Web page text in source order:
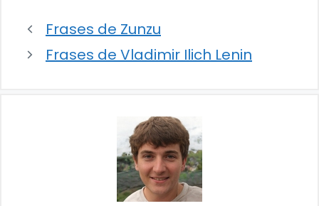
Frases de Zunzu
Frases de Vladimir Ilich Lenin